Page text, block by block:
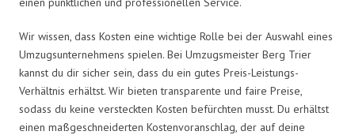
Wir wissen, dass Kosten eine wichtige Rolle bei der Auswahl eines
Umzugsunternehmens spielen. Bei Umzugsmeister Berg Trier
kannst du dir sicher sein, dass du ein gutes Preis-Leistungs-
Verhältnis erhältst. Wir bieten transparente und faire Preise,
sodass du keine versteckten Kosten befürchten musst. Du erhältst
einen maßgeschneiderten Kostenvoranschlag, der auf deine